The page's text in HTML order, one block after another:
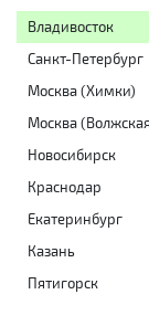
Владивосток
Санкт-Петербург
Москва (Химки)
Москва
Новосибирск
Краснодар
Екатеринбург
Казань
Пятигорск